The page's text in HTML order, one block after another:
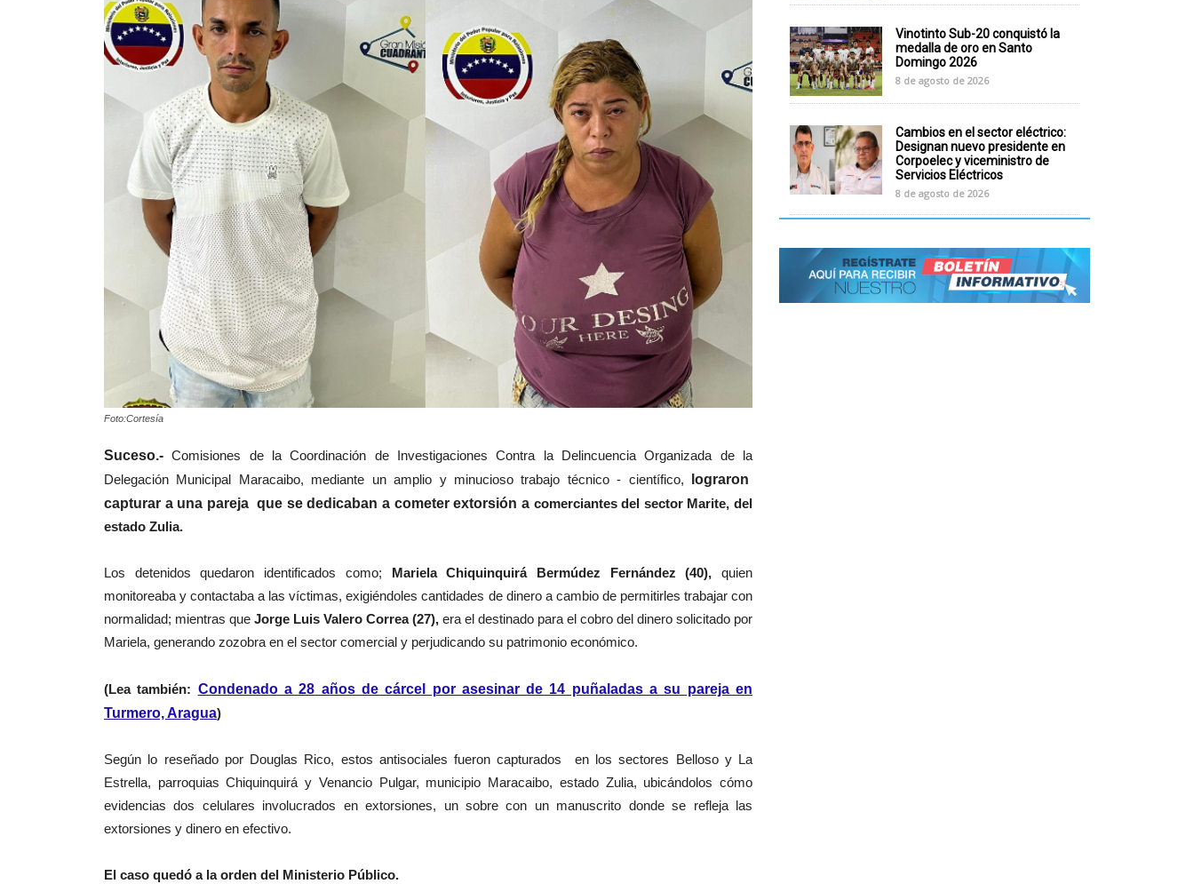
Foto:Cortesía
Suceso.- Comisiones de la Coordinación de Investigaciones Contra la Delincuencia Organizada de la
Delegación Municipal Maracaibo, mediante un amplio y minucioso trabajo técnico - científico,
lograron
capturar a una pareja que se dedicaban a cometer extorsión a comerciantes del sector Marite, del
estado Zulia.
Los detenidos quedaron identificados como; Mariela Chiquinquirá Bermúdez Fernández (40), quien
monitoreaba y contactaba a las víctimas, exigiéndoles cantidades de dinero a cambio de permitirles trabajar con
normalidad; mientras que Jorge Luis Valero Correa (27), era el destinado para el cobro del dinero solicitado por
Mariela, generando zozobra en el sector comercial y perjudicando su patrimonio económico.
(Lea también: Condenado a 28 años de cárcel por asesinar de 14 puñaladas a su pareja en
Turmero, Aragua)
Según lo reseñado por Douglas Rico, estos antisociales fueron capturados en los sectores Belloso y La
Estrella, parroquias Chiquinquirá y Venancio Pulgar, municipio Maracaibo, estado Zulia, ubicándolos cómo
evidencias dos celulares involucrados en extorsiones, un sobre con un manuscrito donde se refleja las
extorsiones y dinero en efectivo.
El caso quedó a la orden del Ministerio Público.
Vinotinto Sub-20 conquistó la
medalla de oro en Santo
Domingo 2026
8 de agosto de 2026
Cambios en el sector eléctrico:
Designan nuevo presidente en
Corpoelec y viceministro de
Servicios Eléctricos
8 de agosto de 2026